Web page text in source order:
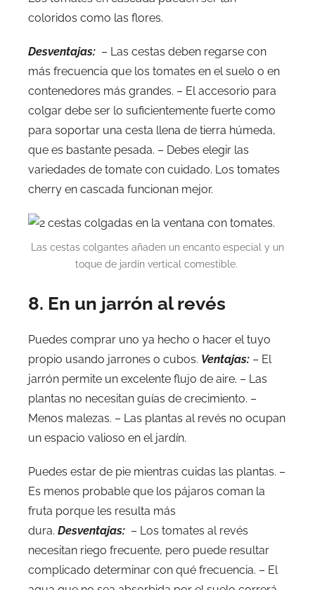
coloridos como las flores.
Desventajas: – Las cestas deben regarse con
más frecuencia que los tomates en el suelo o en
contenedores más grandes. – El accesorio para
colgar debe ser lo suficientemente fuerte como
para soportar una cesta llena de tierra húmeda,
que es bastante pesada. – Debes elegir las
variedades de tomate con cuidado. Los tomates
cherry en cascada funcionan mejor.
Las cestas colgantes añaden un encanto especial y un
toque de jardín vertical comestible.
8. En un jarrón al revés
Puedes comprar uno ya hecho o hacer el tuyo
propio usando jarrones o cubos. Ventajas: – El
jarrón permite un excelente flujo de aire. – Las
plantas no necesitan guías de crecimiento. –
Menos malezas. – Las plantas al revés no ocupan
un espacio valioso en el jardín.
Puedes estar de pie mientras cuidas las plantas. –
Es menos probable que los pájaros coman la
fruta porque les resulta más
dura. Desventajas: – Los tomates al revés
necesitan riego frecuente, pero puede resultar
complicado determinar con qué frecuencia. – El